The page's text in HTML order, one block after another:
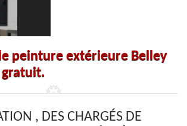
peinture extérieure Belley
gratuit.
, DES CHARGÉS DE